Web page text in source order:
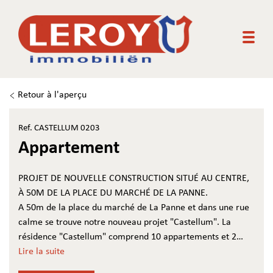
Retour à l'aperçu
Ref. CASTELLUM 0203
Appartement
PROJET DE NOUVELLE CONSTRUCTION SITUÉ AU CENTRE,
À 50M DE LA PLACE DU MARCHÉ DE LA PANNE.
A 50m de la place du marché de La Panne et dans une rue
calme se trouve notre nouveau projet "Castellum". La
résidence "Castellum" comprend 10 appartements et 2
appartements penthouse. Deux places de parking sont
Lire la suite